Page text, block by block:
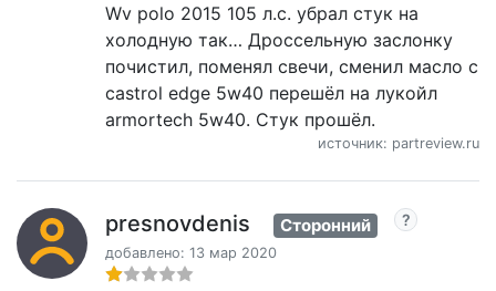
Wv polo 2015 105 л.с. убрал стук на
холодную так… Дроссельную заслонку
почистил, поменял свечи, сменил масло с
castrol edge 5w40 перешёл на лукойл
armortech 5w40. Стук прошёл.
источник: partreview.ru
presnovdenis Сторонний
добавлено: 13 мар 2020